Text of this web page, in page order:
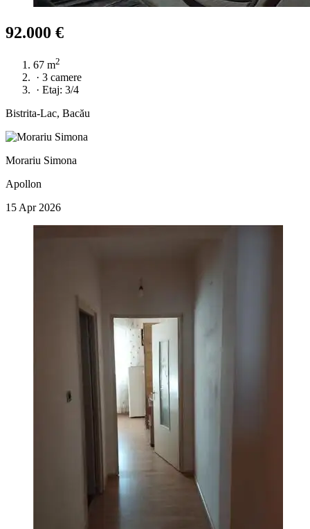
92.000 €
67 m2
· 3 camere
· Etaj: 3/4
Bistrita-Lac, Bacău
Morariu Simona
Apollon
15 Apr 2026